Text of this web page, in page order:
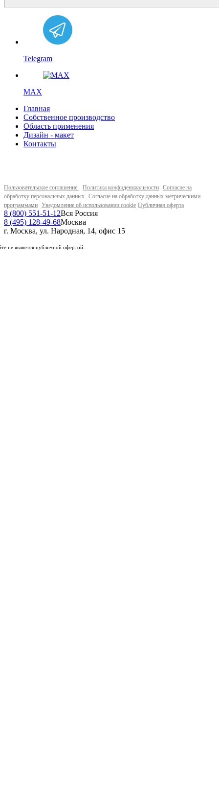
Telegram
MAX
Главная
Собственное производство
Область применения
Дизайн - макет
Контакты
Пользовательское соглашение Политика конфиденциальности Согласие на
обработку персональных данных Согласие на обработку данных метрическими
программами Уведомление об использовании cookie Публичная оферта
8 (800) 551-51-12Вся Россия
8 (495) 128-49-68Москва
г. Москва, ул. Народная, 14, офис 15
не является публичной офертой.